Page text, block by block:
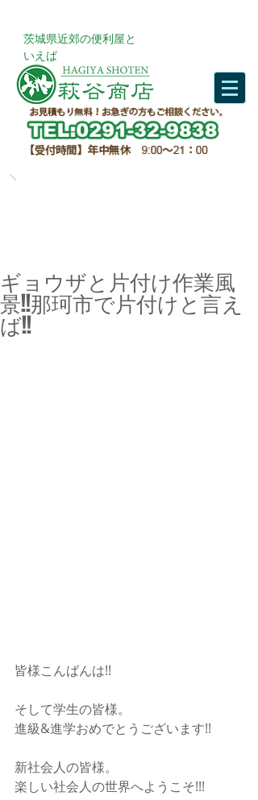
​茨城県近郊の便利屋と
いえば
ギョウザと片付け作業風
景!!那珂市で片付けと言え
ば!!
皆様こんばんは!!
そして学生の皆様。
進級&進学おめでとうございます!!
新社会人の皆様。
楽しい社会人の世界へようこそ!!!